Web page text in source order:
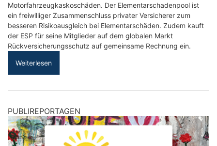
Motorfahrzeugkaskoschäden. Der Elementarschadenpool ist
ein freiwilliger Zusammenschluss privater Versicherer zum
besseren Risikoausgleich bei Elementarschäden. Zudem kauft
der ESP für seine Mitglieder auf dem globalen Markt
Rückversicherungsschutz auf gemeinsame Rechnung ein.
Weiterlesen
PUBLIREPORTAGEN